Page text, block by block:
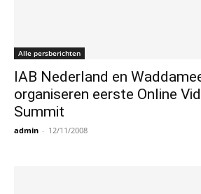
Alle persberichten
IAB Nederland en
organiseren eerste Online
Summit
admin - 12/11/2008